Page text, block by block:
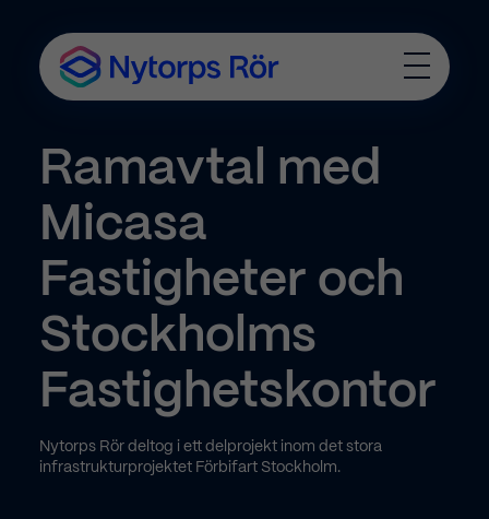
T
o
Ramavtal med
Micasa
Fastigheter och
Stockholms
Fastighetskontor
Nytorps Rör deltog i ett delprojekt inom det stora
infrastrukturprojektet Förbifart Stockholm.